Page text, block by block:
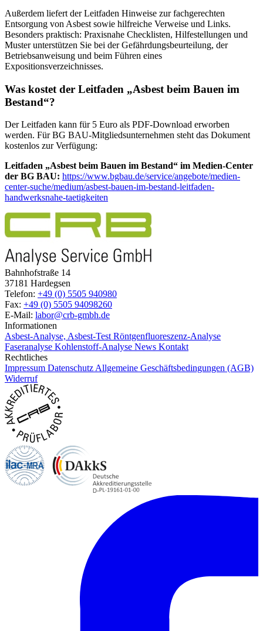
Außerdem liefert der Leitfaden Hinweise zur fachgerechten
Entsorgung von Asbest sowie hilfreiche Verweise und Links.
Besonders praktisch: Praxisnahe Checklisten, Hilfestellungen und
Muster unterstützen Sie bei der Gefährdungsbeurteilung, der
Betriebsanweisung und beim Führen eines
Expositionsverzeichnisses.
Was kostet der Leitfaden „Asbest beim Bauen im
Bestand“?
Der Leitfaden kann für 5 Euro als PDF-Download erworben
werden. Für BG BAU-Mitgliedsunternehmen steht das Dokument
kostenlos zur Verfügung:
Leitfaden „Asbest beim Bauen im Bestand“ im Medien-Center
der BG BAU: https://www.bgbau.de/service/angebote/medien-
center-suche/medium/asbest-bauen-im-bestand-leitfaden-
handwerksnahe-taetigkeiten
Bahnhofstraße 14
37181 Hardegsen
Telefon: +49 (0) 5505 940980
Fax: +49 (0) 5505 94098260
E-Mail: labor@crb-gmbh.de
Informationen
Asbest-Analyse, Asbest-Test Röntgenfluoreszenz-Analyse
Faseranalyse Kohlenstoff-Analyse News Kontakt
Rechtliches
Impressum Datenschutz Allgemeine Geschäftsbedingungen (AGB)
Widerruf